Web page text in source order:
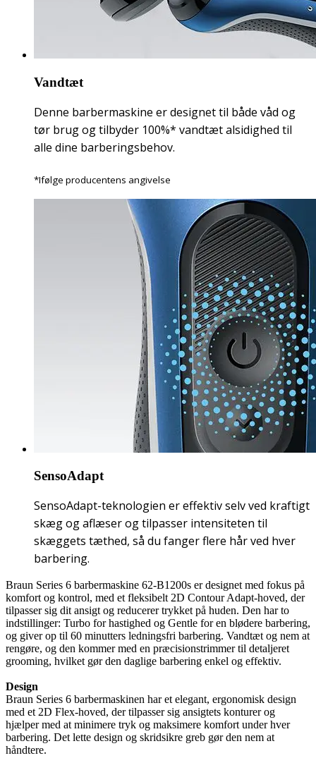
Vandtæt
Denne barbermaskine er designet til både våd og
tør brug og tilbyder 100%* vandtæt alsidighed til
alle dine barberingsbehov.
*Ifølge producentens angivelse
SensoAdapt
SensoAdapt-teknologien er effektiv selv ved kraftigt
skæg og aflæser og tilpasser intensiteten til
skæggets tæthed, så du fanger flere hår ved hver
barbering.
Braun Series 6 barbermaskine 62-B1200s er designet med fokus på
komfort og kontrol, med et fleksibelt 2D Contour Adapt-hoved, der
tilpasser sig dit ansigt og reducerer trykket på huden. Den har to
indstillinger: Turbo for hastighed og Gentle for en blødere barbering,
og giver op til 60 minutters ledningsfri barbering. Vandtæt og nem at
rengøre, og den kommer med en præcisionstrimmer til detaljeret
grooming, hvilket gør den daglige barbering enkel og effektiv.
Design
Braun Series 6 barbermaskinen har et elegant, ergonomisk design
med et 2D Flex-hoved, der tilpasser sig ansigtets konturer og
hjælper med at minimere tryk og maksimere komfort under hver
barbering. Det lette design og skridsikre greb gør den nem at
håndtere.